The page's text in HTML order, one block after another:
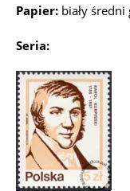
Papier: biały
Seria: